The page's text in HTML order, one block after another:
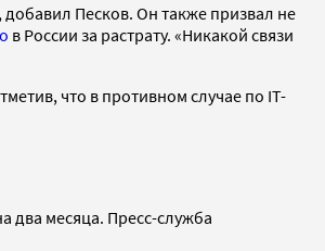
добавил Песков. Он также призвал не
в России за растрату. «Никакой связи
что в противном случае по IT-
два месяца. Пресс-служба